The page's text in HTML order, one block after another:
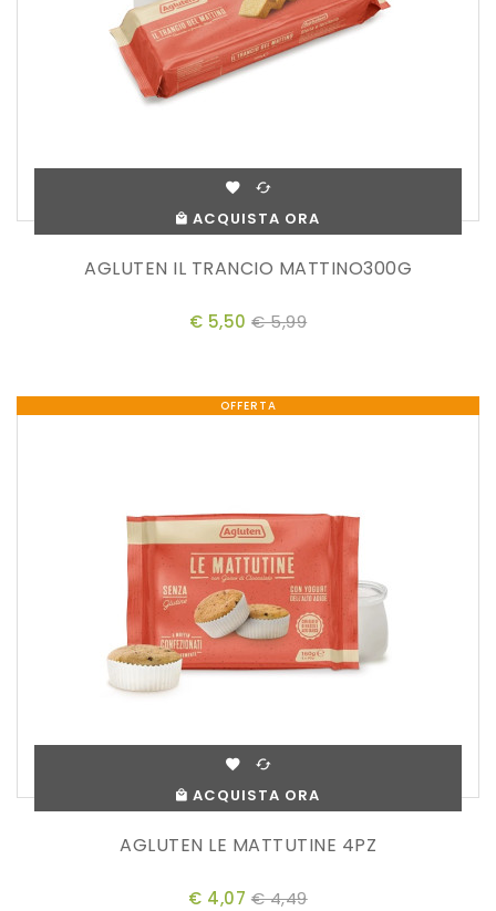
ACQUISTA ORA
AGLUTEN IL TRANCIO MATTINO300G
€ 5,50 € 5,99
OFFERTA
ACQUISTA ORA
AGLUTEN LE MATTUTINE 4PZ
€ 4,07 € 4,49